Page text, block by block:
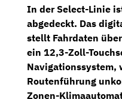
In der Select-Linie
abgedeckt. Das
stellt Fahrdaten
ein 12,3-Zoll-
Navigationssystem,
Routenführung
Zonen-